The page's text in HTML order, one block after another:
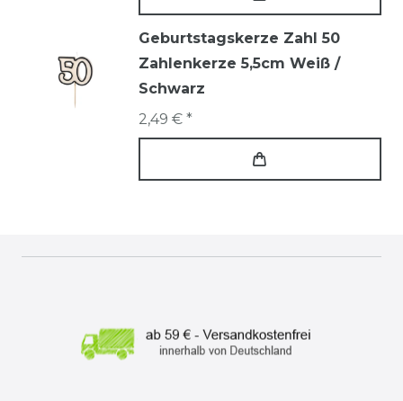
Geburtstagskerze Zahl 50
Zahlenkerze 5,5cm Weiß /
Schwarz
2,49 € *